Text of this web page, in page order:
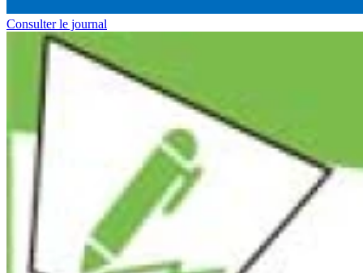
Consulter le journal